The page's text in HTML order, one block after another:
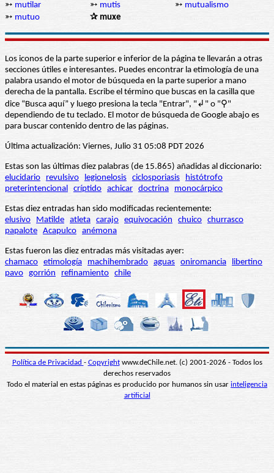
➳ mutilar ➳ mutis ➳ mutualismo
➳ mutuo ✰ muxe
Los iconos de la parte superior e inferior de la página te llevarán a otras
secciones útiles e interesantes. Puedes encontrar la etimología de una
palabra usando el motor de búsqueda en la parte superior a mano
derecha de la pantalla. Escribe el término que buscas en la casilla que
dice “Busca aquí” y luego presiona la tecla "Entrar", "↲" o "⚲"
dependiendo de tu teclado. El motor de búsqueda de Google abajo es
para buscar contenido dentro de las páginas.
Última actualización: Viernes, Julio 31 05:08 PDT 2026
Estas son las últimas diez palabras (de 15.865) añadidas al diccionario:
elucidario
revulsivo legionelosis ciclosporiasis
histótrofo
preterintencional críptido achicar doctrina monocárpico
Estas diez entradas han sido modificadas recientemente:
elusivo
Matilde atleta carajo equivocación chuico churrasco
papalote Acapulco anémona
Estas fueron las diez entradas más visitadas ayer:
chamaco etimología machihembrado aguas oniromancia
libertino
pavo gorrión refinamiento chile
Política de Privacidad - Copyrightwww.deChile.net. (c) 2001-2026 - Todos los
derechos reservados
Todo el material en estas páginas es producido por humanos sin usar inteligencia
artificial